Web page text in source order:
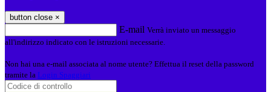
button close ×
E-mail Verrà inviato un messaggio
all'indirizzo indicato con le istruzioni necessarie.
Non hai una e-mail associata al nome utente? Effettua il reset della password
tramite la Login Spaggiari